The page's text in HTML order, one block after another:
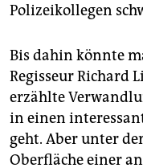
Polizeikollegen
Bis dahin könnte
Regisseur Richard
erzählte
in einen
geht. Aber unter
Oberfläche einer